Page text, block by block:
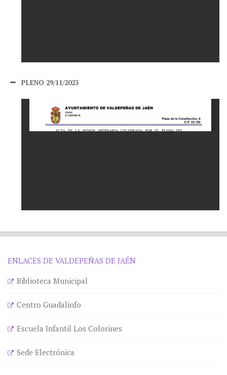
PLENO 29/11/2023
ENLACES DE VALDEPEÑAS DE JAÉN
Biblioteca Municipal
Centro Guadalinfo
Escuela Infantil Los Colorines
Sede Electrónica